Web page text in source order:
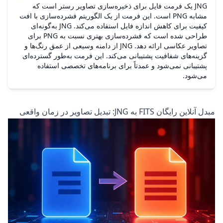
JNG یک فرمت فایل برای ذخیره‌سازی تصاویر رستر است که
مشابه PNG است. این فرمت از یک الگوریتم فشرده‌سازی با افت
کیفیت برای کاهش اندازه فایل استفاده می‌کند. JNG به‌گونه‌ای
طراحی شده است که فشرده‌سازی بهتری نسبت به PNG برای
تصاویر عکاسی ارائه دهد. JNG از دامنه وسیعی از عمق رنگ‌ها و
گزینه‌های شفافیت پشتیبانی می‌کند. این فرمت به‌طور گسترده‌ای
پشتیبانی نمی‌شود و عمدتاً برای برنامه‌های تخصصی استفاده
می‌شود.
مبدل آنلاین رایگان FITS به JNG: تبدیل تصاویر در زمان واقعی